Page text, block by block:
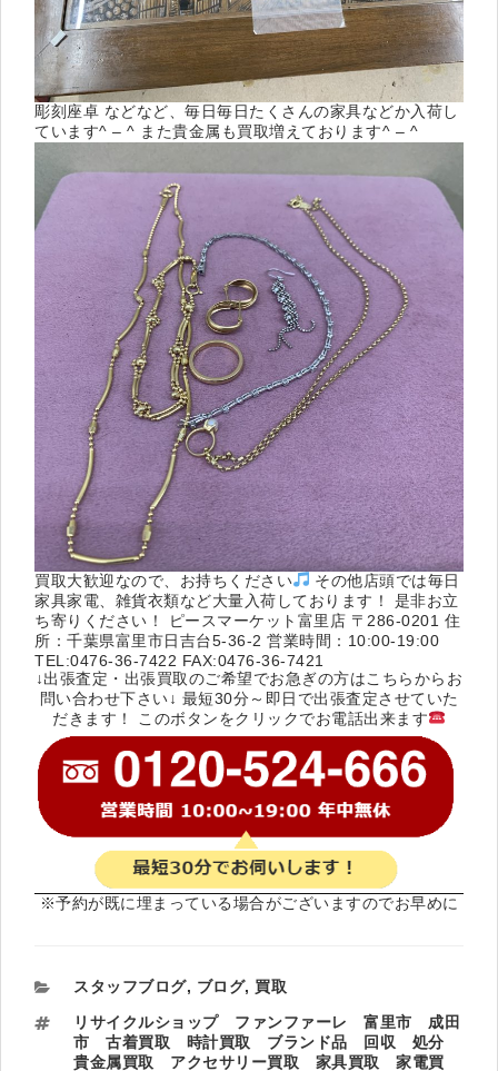
彫刻座卓 などなど、毎日毎日たくさんの家具などか入荷し
ています^ – ^ また貴金属も買取増えております^ – ^
買取大歓迎なので、お持ちください
その他店頭では毎日
家具家電、雑貨衣類など大量入荷しております！ 是非お立
ち寄りください！ ピースマーケット富里店 〒286-0201 住
所：千葉県富里市日吉台5-36-2 営業時間：10:00-19:00
TEL:0476-36-7422 FAX:0476-36-7421
↓出張査定・出張買取のご希望でお急ぎの方はこちらからお
問い合わせ下さい↓ 最短30分～即日で出張査定させていた
だきます！ このボタンをクリックでお電話出来ます
※予約が既に埋まっている場合がございますのでお早めに
カ
ゴ
リ
ー
スタッフブログ, ブログ, 買取
タ
グ
リサイクルショップ ファンファーレ 富里市 成田
市 古着買取 時計買取 ブランド品 回収 処分
貴金属買取 アクセサリー買取 家具買取 家電買